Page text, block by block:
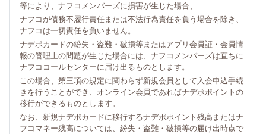
等により、ナフコメンバーズに損害が生じた場合、
ナフコが債務不履行責任または不法行為責任を負う場合を除き、
ナフコは一切責任を負いません。
ナデポカードの紛失・盗難・破損等またはアプリ会員証・会員情
報の管理上の問題が生じた場合には、ナフコメンバーズは直ちに
ナフココールセンターに届け出るものとします。
この場合、第三項の規定に関わらず新規会員として入会申込手続
きを行うことができ、オンライン会員であればナデポポイントの
移行ができるものとします。
なお、新規ナデポカードに移行するナデポポイント残高またはナ
フコマネー残高については、紛失・盗難・破損等の届け出時点で